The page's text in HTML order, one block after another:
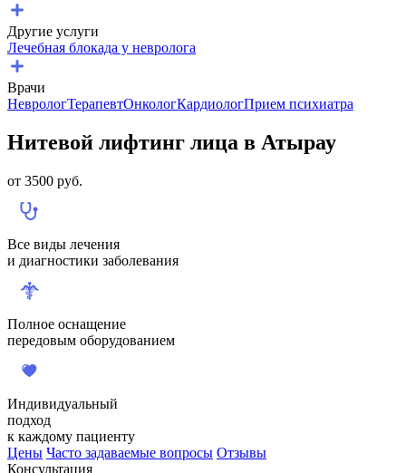
Другие услуги
Лечебная блокада у невролога
Врачи
НеврологТерапевтОнкологКардиологПрием психиатра
Нитевой лифтинг лица в Атырау
от 3500 руб.
Все виды лечения
и диагностики заболевания
Полное оснащение
передовым оборудованием
Индивидуальный
подход
к каждому пациенту
Цены Часто задаваемые вопросы Отзывы
Консультация